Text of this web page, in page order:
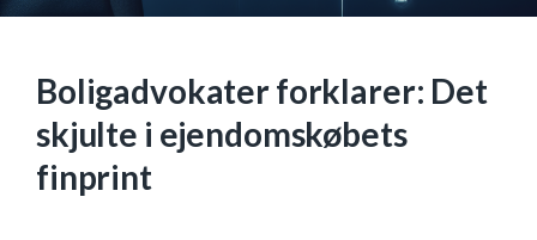
Boligadvokater forklarer: Det
skjulte i ejendomskøbets
finprint